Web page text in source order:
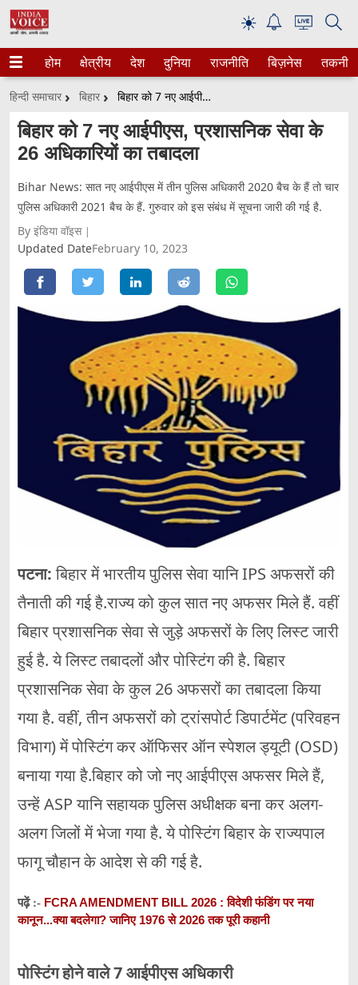
☀
होम क्षेत्रीय देश दुनिया राजनीति बिज़नेस तकनीक
हिन्दी समाचार बिहार बिहार को 7 नए आईपीएस, प्रशासनिक सेवा के 26 अधिकारियों का तबादला
बिहार को 7 नए आईपीएस, प्रशासनिक सेवा के
26 अधिकारियों का तबादला
Bihar News: सात नए आईपीएस में तीन पुलिस अधिकारी 2020 बैच के हैं तो चार
पुलिस अधिकारी 2021 बैच के हैं. गुरुवार को इस संबंध में सूचना जारी की गई है.
By इंडिया वॉइस
Updated DateFebruary 10, 2023
पटना:बिहार में भारतीय पुलिस सेवा यानि IPS अफसरों की
तैनाती की गई है.राज्य को कुल सात नए अफसर मिले हैं. वहीं
बिहार प्रशासनिक सेवा से जुड़े अफसरों के लिए लिस्ट जारी
हुई है. ये लिस्ट तबादलों और पोस्टिंग की है. बिहार
प्रशासनिक सेवा के कुल 26 अफसरों का तबादला किया
गया है. वहीं, तीन अफसरों को ट्रांसपोर्ट डिपार्टमेंट (परिवहन
विभाग) में पोस्टिंग कर ऑफिसर ऑन स्पेशल ड्यूटी (OSD)
बनाया गया है.बिहार को जो नए आईपीएस अफसर मिले हैं,
उन्हें ASP यानि सहायक पुलिस अधीक्षक बना कर अलग-
अलग जिलों में भेजा गया है. ये पोस्टिंग बिहार के राज्यपाल
फागू चौहान के आदेश से की गई है.
पढ़ें :- FCRA AMENDMENT BILL 2026 : विदेशी फंडिंग पर नया
कानून...क्या बदलेगा? जानिए 1976 से 2026 तक पूरी कहानी
पोस्टिंग होने वाले 7 आईपीएस अधिकारी